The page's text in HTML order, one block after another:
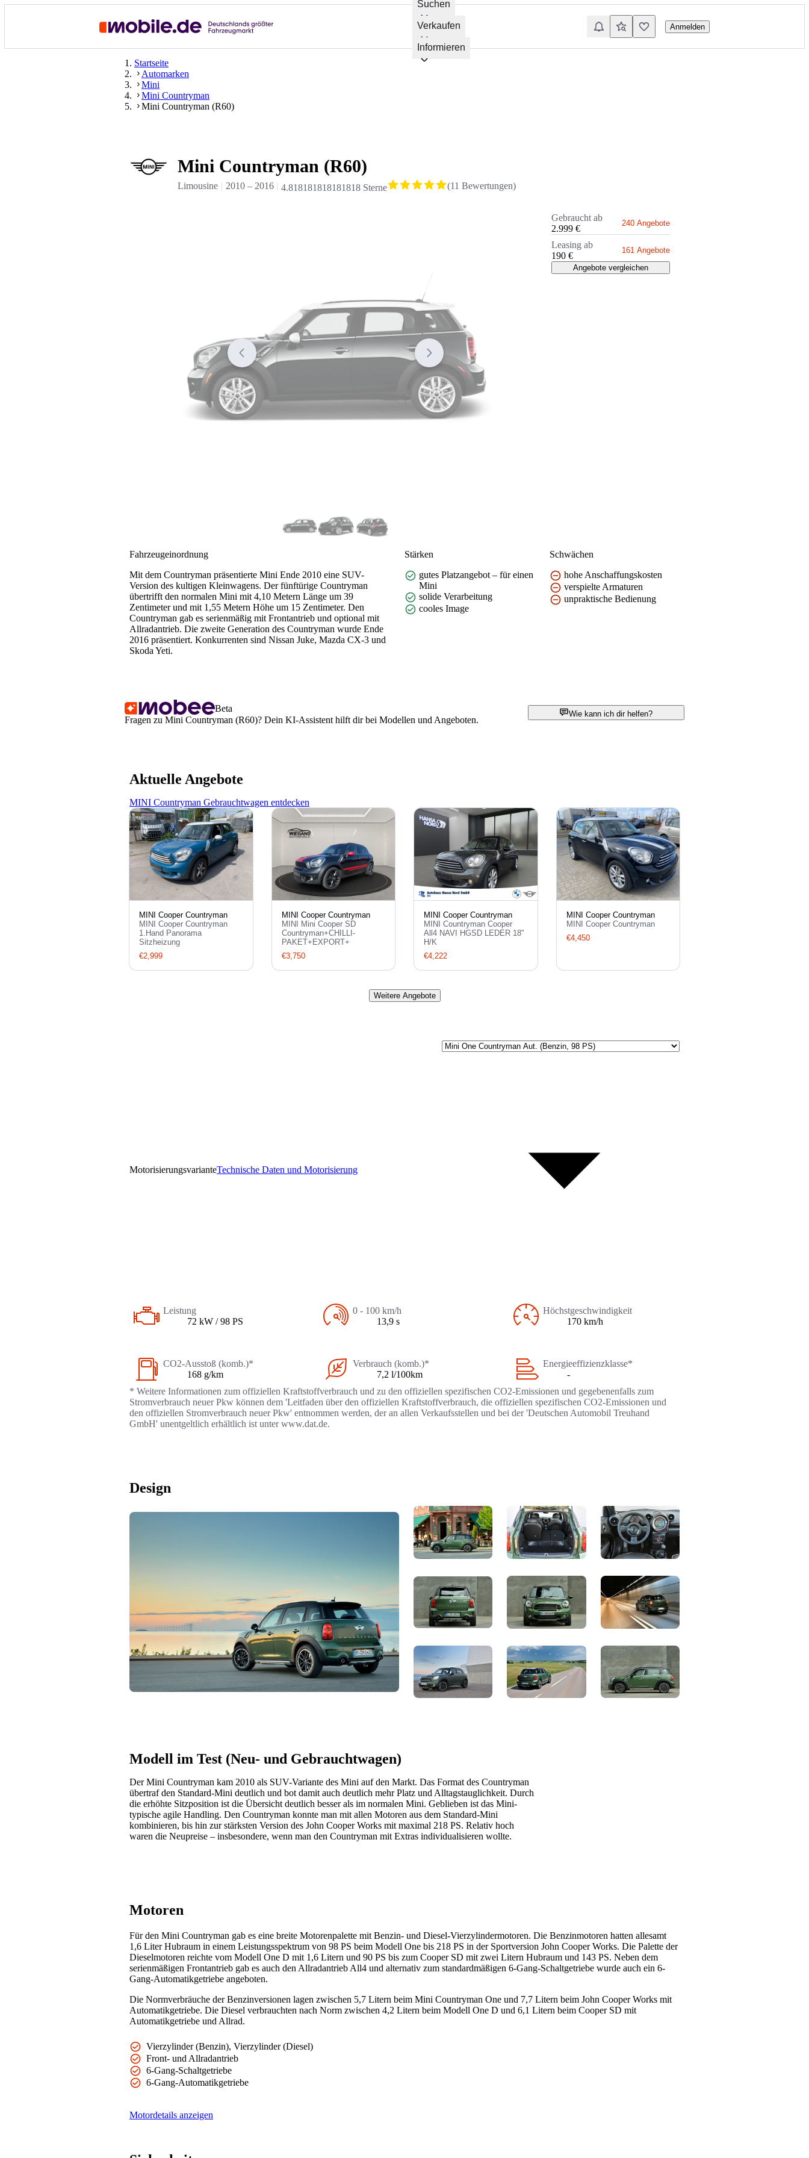
Suchen
Verkaufen
Informieren
Anmelden
Startseite
Automarken
Mini
Mini Countryman
Mini Countryman (R60)
Mini Countryman (R60)
Limousine 2010– 2016 4.818181818181818 Sterne (11 Bewertungen)
Gebraucht ab
2.999 €
240 Angebote
Leasing ab
190 €
161 Angebote
Angebote vergleichen
Fahrzeugeinordnung
Mit dem Countryman präsentierte Mini Ende 2010 eine SUV-
Version des kultigen Kleinwagens. Der fünftürige Countryman
übertrifft den normalen Mini mit 4,10 Metern Länge um 39
Zentimeter und mit 1,55 Metern Höhe um 15 Zentimeter. Den
Countryman gab es serienmäßig mit Frontantrieb und optional mit
Allradantrieb. Die zweite Generation des Countryman wurde Ende
2016 präsentiert. Konkurrenten sind Nissan Juke, Mazda CX-3 und
Skoda Yeti.
Stärken
gutes Platzangebot – für einen
Mini
solide Verarbeitung
cooles Image
Schwächen
hohe Anschaffungskosten
verspielte Armaturen
unpraktische Bedienung
Beta
Fragen zu Mini Countryman (R60)? Dein KI-Assistent hilft dir bei Modellen und Angeboten.
Wie kann ich dir helfen?
Aktuelle Angebote
MINI Countryman Gebrauchtwagen entdecken
MINI Cooper Countryman
MINI Cooper Countryman
1.Hand Panorama
Sitzheizung
€2,999
MINI Cooper Countryman
MINI Mini Cooper SD
Countryman+CHILLI-
PAKET+EXPORT+
€3,750
MINI Cooper Countryman
MINI Countryman Cooper
All4 NAVI HGSD LEDER 18"
H/K
€4,222
MINI Cooper Countryman
MINI Cooper Countryman
€4,450
Weitere Angebote
MotorisierungsvarianteTechnische Daten und Motorisierung
Leistung
72 kW / 98 PS
0 - 100 km/h
13,9 s
Höchstgeschwindigkeit
170 km/h
CO2-Ausstoß (komb.)*
168 g/km
Verbrauch (komb.)*
7,2 l/100km
Energieeffizienzklasse*
-
* Weitere Informationen zum offiziellen Kraftstoffverbrauch und zu den offiziellen spezifischen CO2-Emissionen und gegebenenfalls zum
Stromverbrauch neuer Pkw können dem 'Leitfaden über den offiziellen Kraftstoffverbrauch, die offiziellen spezifischen CO2-Emissionen und
den offiziellen Stromverbrauch neuer Pkw' entnommen werden, der an allen Verkaufsstellen und bei der 'Deutschen Automobil Treuhand
GmbH' unentgeltlich erhältlich ist unter www.dat.de.
Design
Modell im Test (Neu- und Gebrauchtwagen)
Der Mini Countryman kam 2010 als SUV-Variante des Mini auf den Markt. Das Format des Countryman
übertraf den Standard-Mini deutlich und bot damit auch deutlich mehr Platz und Alltagstauglichkeit. Durch
die erhöhte Sitzposition ist die Übersicht deutlich besser als im normalen Mini. Geblieben ist das Mini-
typische agile Handling. Den Countryman konnte man mit allen Motoren aus dem Standard-Mini
kombinieren, bis hin zur stärksten Version des John Cooper Works mit maximal 218 PS. Relativ hoch
waren die Neupreise – insbesondere, wenn man den Countryman mit Extras individualisieren wollte.
Motoren
Für den Mini Countryman gab es eine breite Motorenpalette mit Benzin- und Diesel-Vierzylindermotoren. Die Benzinmotoren hatten allesamt
1,6 Liter Hubraum in einem Leistungsspektrum von 98 PS beim Modell One bis 218 PS in der Sportversion John Cooper Works. Die Palette der
Dieselmotoren reichte vom Modell One D mit 1,6 Litern und 90 PS bis zum Cooper SD mit zwei Litern Hubraum und 143 PS. Neben dem
serienmäßigen Frontantrieb gab es auch den Allradantrieb All4 und alternativ zum standardmäßigen 6-Gang-Schaltgetriebe wurde auch ein 6-
Gang-Automatikgetriebe angeboten.
Die Normverbräuche der Benzinversionen lagen zwischen 5,7 Litern beim Mini Countryman One und 7,7 Litern beim John Cooper Works mit
Automatikgetriebe. Die Diesel verbrauchten nach Norm zwischen 4,2 Litern beim Modell One D und 6,1 Litern beim Cooper SD mit
Automatikgetriebe und Allrad.
Vierzylinder (Benzin), Vierzylinder (Diesel)
Front- und Allradantrieb
6-Gang-Schaltgetriebe
6-Gang-Automatikgetriebe
Motordetails anzeigen